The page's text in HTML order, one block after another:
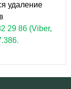
удаление
29 86 (Viber,